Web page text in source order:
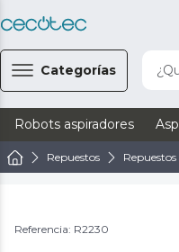
Categorías
Robots aspiradores
Repuestos
Referencia: R2230